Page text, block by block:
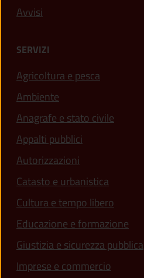
Avvisi
SERVIZI
Agricoltura e pesca
Ambiente
Anagrafe e stato civile
Appalti pubblici
Autorizzazioni
Catasto e urbanistica
Cultura e tempo libero
Educazione e formazione
Giustizia e sicurezza pubblica
Imprese e commercio